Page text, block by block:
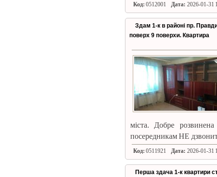
Код: 0512001 Дата: 2026-01-31
Здам 1-к в районі пр.
поверх 9 поверхи. Квартира
міста. Добре
посередникам НЕ
Код: 0511921 Дата: 2026-01-31
Перша здача 1-к квартири